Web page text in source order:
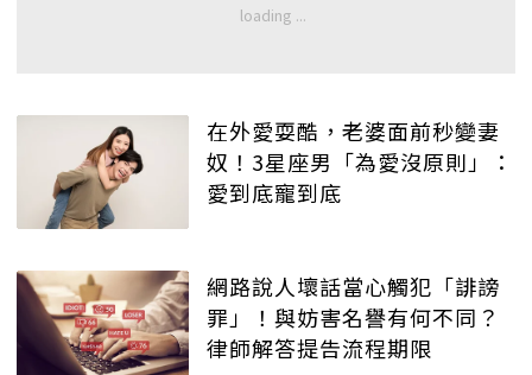
在外愛耍酷，老婆面前秒變妻
奴！3星座男「為愛沒原則」：
愛到底寵到底
網路說人壞話當心觸犯「誹謗
罪」！與妨害名譽有何不同？
律師解答提告流程期限